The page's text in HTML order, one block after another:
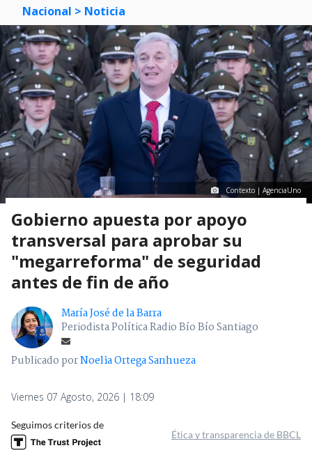
Nacional > Noticia
Contexto | AgenciaUno
Gobierno apuesta por apoyo
transversal para aprobar su
"megarreforma" de seguridad
antes de fin de año
María José de la Barra
Periodista Política Radio Bío Bío Santiago
Publicado porNoelia Ortega Sanhueza
Viernes 07 Agosto, 2026 | 18:09
Seguimos criterios de
Ética y transparencia de BBCL